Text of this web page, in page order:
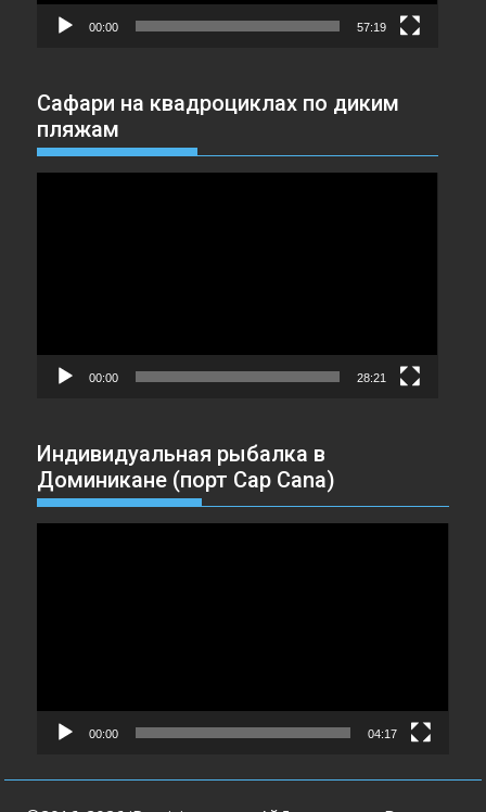
00:00 57:19
Сафари на квадроциклах по диким
пляжам
00:00 28:21
Индивидуальная рыбалка в
Доминикане (порт Cap Cana)
00:00 04:17